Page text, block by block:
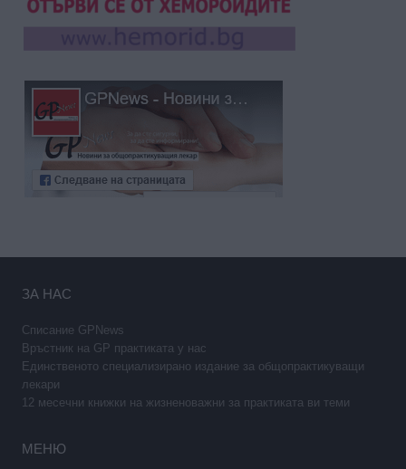
ЗА НАС
Списание GPNews
Връстник на GP практиката у нас
Единственото специализирано издание за общопрактикуващи
лекари
12 месечни книжки на жизненоважни за практиката ви теми
МЕНЮ